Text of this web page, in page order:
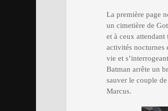
La première page
un cimetière de
et à ceux attendant
activités nocturnes
vie et
Batman arrête un
sauver le couple
Marcus.